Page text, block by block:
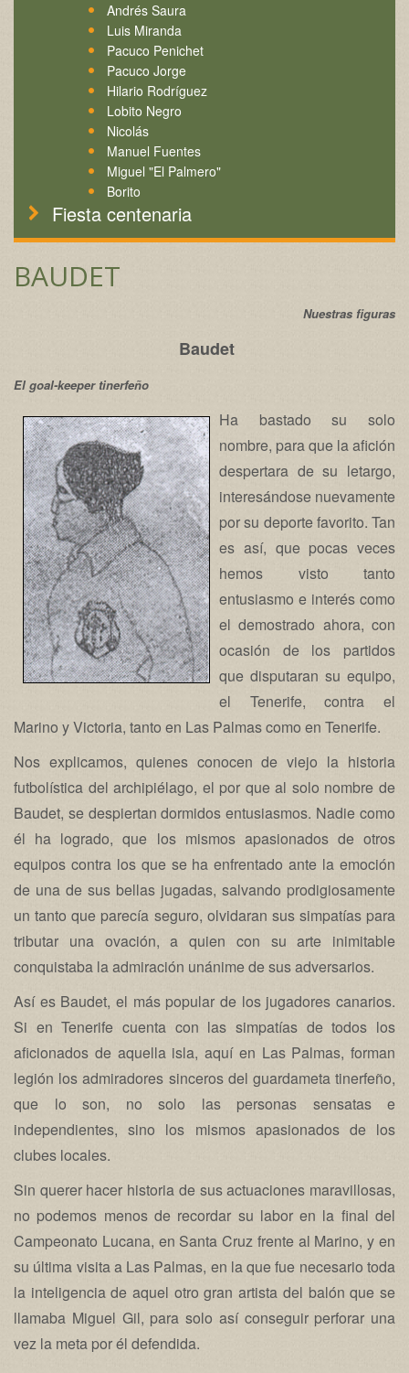
Andrés Saura
Luis Miranda
Pacuco Penichet
Pacuco Jorge
Hilario Rodríguez
Lobito Negro
Nicolás
Manuel Fuentes
Miguel "El Palmero"
Borito
Fiesta centenaria
BAUDET
Nuestras figuras
Baudet
El goal-keeper tinerfeño
Ha bastado su solo
nombre, para que la afición
despertara de su letargo,
interesándose nuevamente
por su deporte favorito. Tan
es así, que pocas veces
hemos visto tanto
entusiasmo e interés como
el demostrado ahora, con
ocasión de los partidos
que disputaran su equipo,
el Tenerife, contra el
Marino y Victoria, tanto en Las Palmas como en Tenerife.
Nos explicamos, quienes conocen de viejo la historia
futbolística del archipiélago, el por que al solo nombre de
Baudet, se despiertan dormidos entusiasmos. Nadie como
él ha logrado, que los mismos apasionados de otros
equipos contra los que se ha enfrentado ante la emoción
de una de sus bellas jugadas, salvando prodigiosamente
un tanto que parecía seguro, olvidaran sus simpatías para
tributar una ovación, a quien con su arte inimitable
conquistaba la admiración unánime de sus adversarios.
Así es Baudet, el más popular de los jugadores canarios.
Si en Tenerife cuenta con las simpatías de todos los
aficionados de aquella isla, aquí en Las Palmas, forman
legión los admiradores sinceros del guardameta tinerfeño,
que lo son, no solo las personas sensatas e
independientes, sino los mismos apasionados de los
clubes locales.
Sin querer hacer historia de sus actuaciones maravillosas,
no podemos menos de recordar su labor en la final del
Campeonato Lucana, en Santa Cruz frente al Marino, y en
su última visita a Las Palmas, en la que fue necesario toda
la inteligencia de aquel otro gran artista del balón que se
llamaba Miguel Gil, para solo así conseguir perforar una
vez la meta por él defendida.